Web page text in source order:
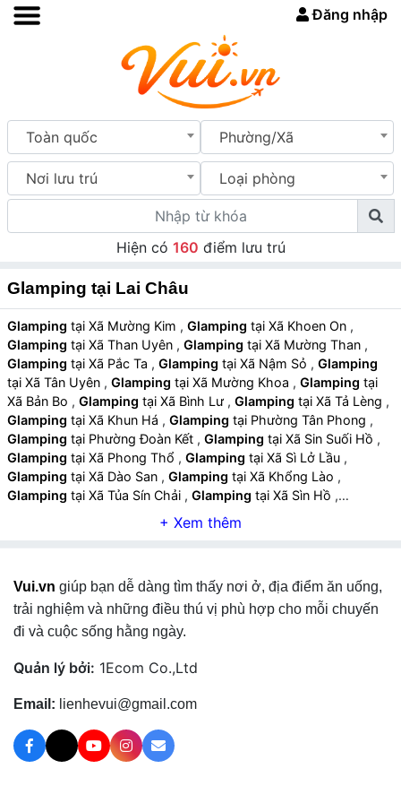
Đăng nhập
Toàn quốc Phường/Xã
Nơi lưu trú Loại phòng
Hiện có 160 điểm lưu trú
Glamping tại Lai Châu
Glamping tại Xã Mường Kim , Glamping tại Xã Khoen On ,
Glamping
tại Xã Than Uyên , Glamping tại Xã Mường Than ,
Glamping
tại Xã Pắc Ta , Glamping tại Xã Nậm Sỏ , Glamping
tại Xã Tân Uyên , Glamping tại Xã Mường Khoa , Glamping tại
Xã Bản Bo , Glamping tại Xã Bình Lư , Glamping tại Xã Tả Lèng ,
Glamping
tại Xã Khun Há , Glamping tại Phường Tân Phong ,
Glamping
tại Phường Đoàn Kết , Glamping tại Xã Sin Suối Hồ ,
Glamping
tại Xã Phong Thổ , Glamping tại Xã Sì Lở Lầu ,
Glamping
tại Xã Dào San , Glamping tại Xã Khổng Lào ,
Glamping
tại Xã Tủa Sín Chải , Glamping tại Xã Sìn Hồ ,
, Glamping
tại Xã Pu Sam Cáp,Glamping
Hua Bum,Glamping tại Xã Pa Tần, Glamping tại Xã Bum Nưa
Glamping
tại Xã Bum Tở,Glamping tại Xã Mường Tè
Glamping
tại Xã Thu Lũm,Glamping
Vui.vn giúp bạn dễ dàng tìm thấy nơi ở, địa điểm ăn uống,
trải nghiệm và những điều thú vị phù hợp cho mỗi chuyến
đi và cuộc sống hằng ngày.
Quản lý bởi: 1Ecom Co.,Ltd
Email: lienhevui@gmail.com